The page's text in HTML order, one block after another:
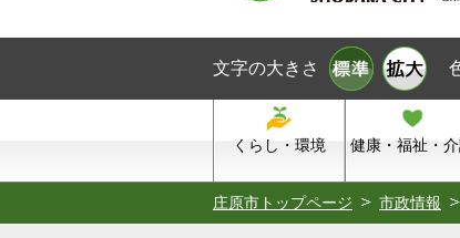
文字の大きさ
くらし・環境 健康・福祉・
庄原市トップページ 市政情報